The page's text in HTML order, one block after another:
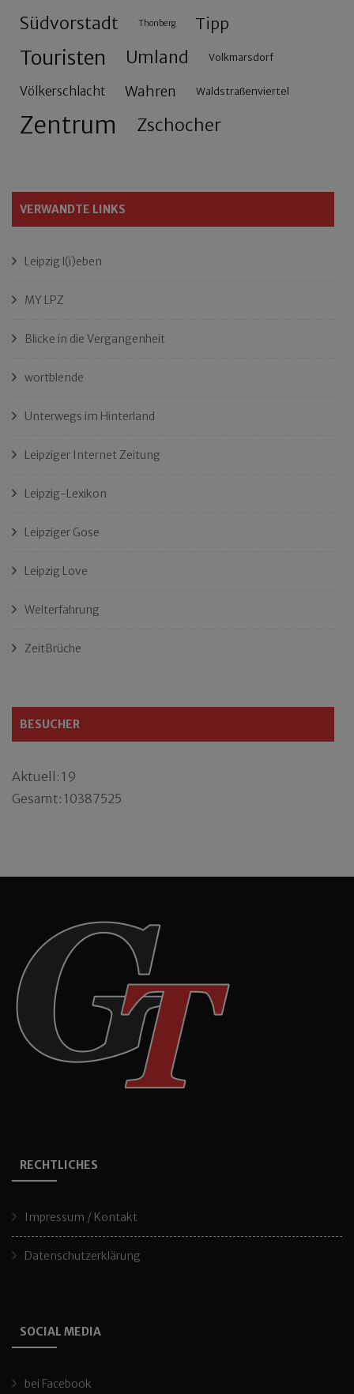
Südvorstadt Thonberg Tipp
Touristen Umland Volkmarsdorf
Völkerschlacht Wahren Waldstraßenviertel
Zentrum Zschocher
VERWANDTE LINKS
Leipzig l(i)eben
MY LPZ
Blicke in die Vergangenheit
wortblende
Unterwegs im Hinterland
Leipziger Internet Zeitung
Leipzig-Lexikon
Leipziger Gose
Leipzig Love
Welterfahrung
ZeitBrüche
BESUCHER
Aktuell: 19
Gesamt: 10387525
RECHTLICHES
Impressum / Kontakt
Datenschutzerklärung
SOCIAL MEDIA
bei Facebook